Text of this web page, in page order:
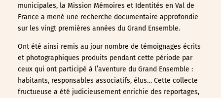
municipales, la Mission Mémoires et Identités en Val de
France a mené une recherche documentaire approfondie
sur les vingt premières années du Grand Ensemble.
Ont été ainsi remis au jour nombre de témoignages écrits
et photographiques produits pendant cette période par
ceux qui ont participé à l’aventure du Grand Ensemble :
habitants, responsables associatifs, élus… Cette collecte
fructueuse a été judicieusement enrichie des reportages,